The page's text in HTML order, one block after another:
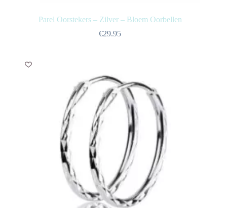
Parel Oorstekers – Zilver – Bloem Oorbellen
€29.95